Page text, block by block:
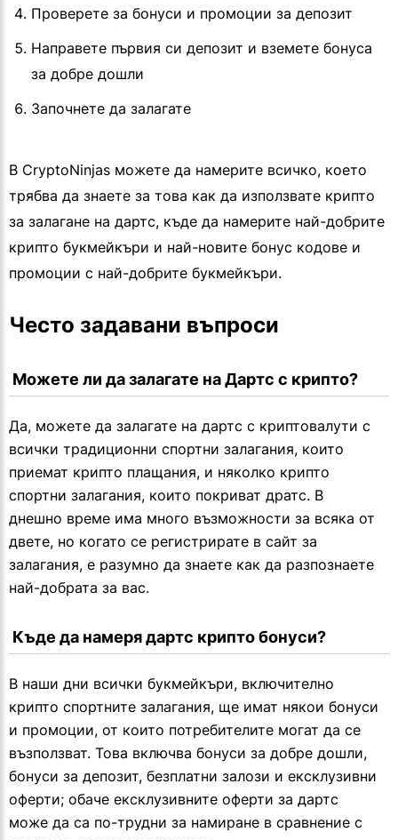
Проверете за бонуси и промоции за депозит
Направете първия си депозит и вземете бонуса
за добре дошли
Започнете да залагате
В CryptoNinjas можете да намерите всичко, което
трябва да знаете за това как да използвате крипто
за залагане на дартс, къде да намерите най-добрите
крипто букмейкъри и най-новите бонус кодове и
промоции с най-добрите букмейкъри.
Често задавани въпроси
Можете ли да залагате на Дартс с крипто?
Да, можете да залагате на дартс с криптовалути с
всички традиционни спортни залагания, които
приемат крипто плащания, и няколко крипто
спортни залагания, които покриват дратс. В
днешно време има много възможности за всяка от
двете, но когато се регистрирате в сайт за
залагания, е разумно да знаете как да разпознаете
най-добрата за вас.
Къде да намеря дартс крипто бонуси?
В наши дни всички букмейкъри, включително
крипто спортните залагания, ще имат някои бонуси
и промоции, от които потребителите могат да се
възползват. Това включва бонуси за добре дошли,
бонуси за депозит, безплатни залози и ексклузивни
оферти; обаче ексклузивните оферти за дартс
може да са по-трудни за намиране в сравнение с